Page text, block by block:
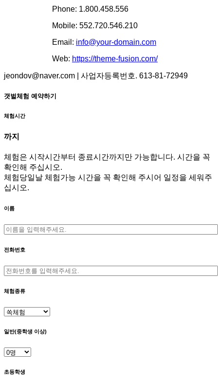
Phone: 1.800.458.556
Mobile: 552.720.546.210
Email: info@your-domain.com
Web: https://theme-fusion.com/
jeondov@naver.com | 사업자등록번호. 613-81-72949
갯벌체험 예약하기
체험시간
까지
체험은 시작시간부터 종료시간까지만 가능합니다. 시간을 꼭
확인해 주십시오.
체험당일날 체험가능 시간을 꼭 확인해 주시어 일정을 세워주
십시오.
이름
전화번호
체험종류
일반(중학생 이상)
초등학생